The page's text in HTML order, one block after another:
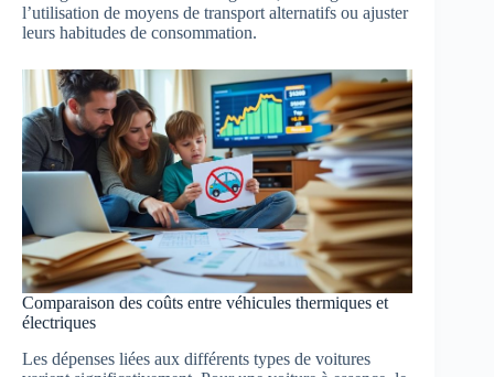
l’utilisation de moyens de transport alternatifs ou ajuster
leurs habitudes de consommation.
Comparaison des coûts entre véhicules thermiques et
électriques
Les dépenses liées aux différents types de voitures